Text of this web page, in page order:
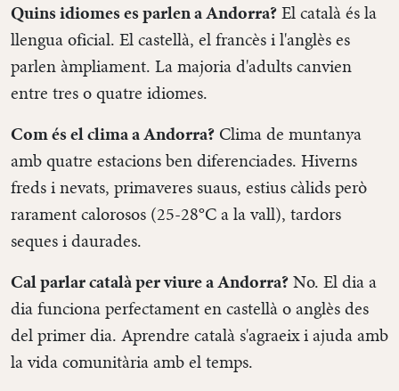
Quins idiomes es parlen a Andorra?El català és la
llengua oficial. El castellà, el francès i l'anglès es
parlen àmpliament. La majoria d'adults canvien
entre tres o quatre idiomes.
Com és el clima a Andorra? Clima de muntanya
amb quatre estacions ben diferenciades. Hiverns
freds i nevats, primaveres suaus, estius càlids però
rarament calorosos (25-28°C a la vall), tardors
seques i daurades.
Cal parlar català per viure a Andorra?No. El dia a
dia funciona perfectament en castellà o anglès des
del primer dia. Aprendre català s'agraeix i ajuda amb
la vida comunitària amb el temps.